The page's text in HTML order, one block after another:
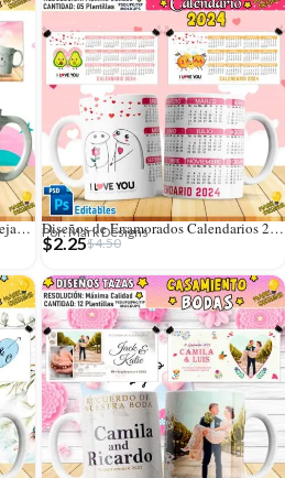
Diseños Combinación Favorita Parejas Tazas Editables Diseños de Enamorados Calendarios 2024 para Tazas
Por: Mark Designs
$4.50
$2.25